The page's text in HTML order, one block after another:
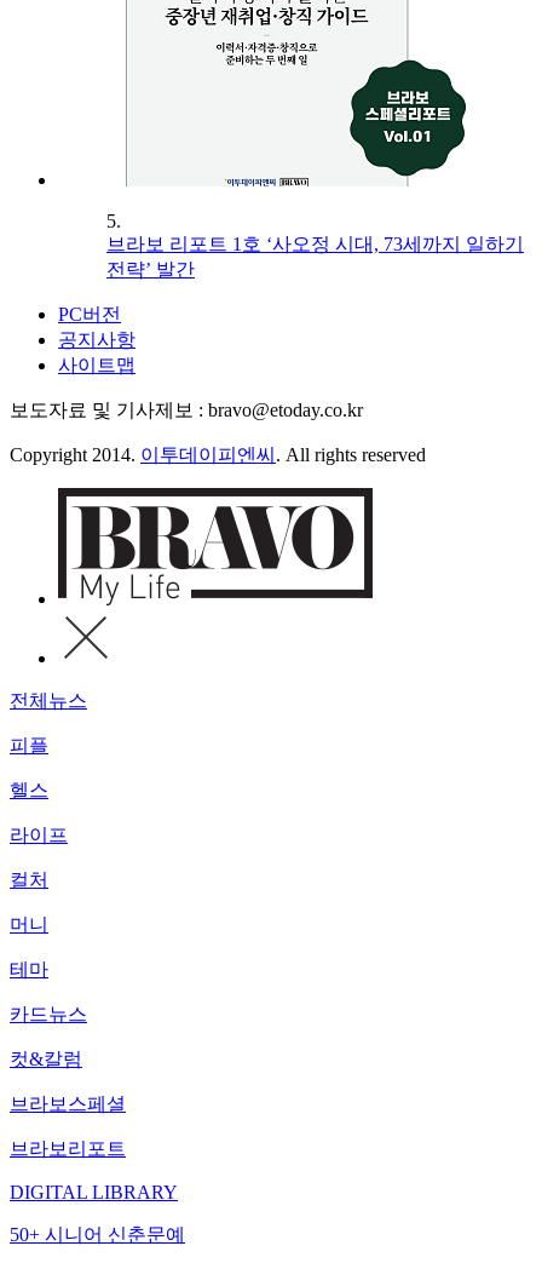
5.
브라보 리포트 1호 ‘사오정 시대, 73세까지 일하기
전략’ 발간
PC버전
공지사항
사이트맵
보도자료 및 기사제보 : bravo@etoday.co.kr
Copyright 2014. 이투데이피엔씨 . All rights reserved
전체뉴스
피플
헬스
라이프
컬처
머니
테마
카드뉴스
컷&칼럼
브라보스페셜
브라보리포트
DIGITAL LIBRARY
50+ 시니어 신춘문예